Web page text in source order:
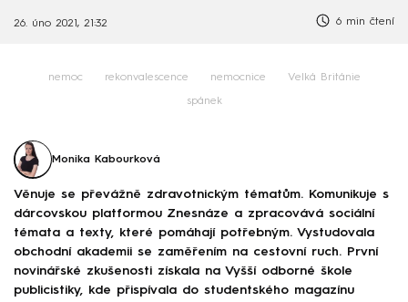
26. úno 2021, 21:32 6 min čtení
nemoc rekonvalescence nemocnice Velká Británie
spánek
Monika Kabourková
Věnuje se převážně zdravotnickým tématům. Komunikuje s
dárcovskou platformou Znesnáze a zpracovává sociální
témata a texty, které pomáhají potřebným. Vystudovala
obchodní akademii se zaměřením na cestovní ruch. První
novinářské zkušenosti získala na Vyšší odborné škole
publicistiky, kde přispívala do studentského magazínu